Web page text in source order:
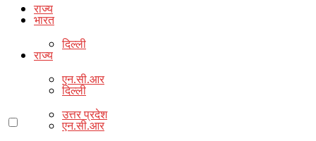
राज्य
दिल्ली
एन.सी.आर
उत्तर प्रदेश
भारत
राज्य
दिल्ली
एन.सी.आर